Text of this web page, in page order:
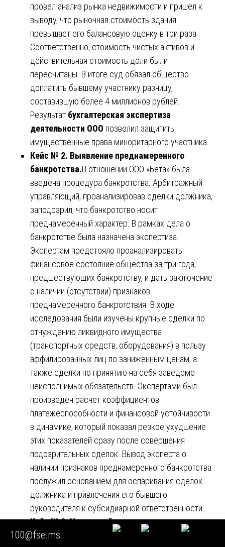
провел анализ рынка недвижимости и пришел к
выводу, что рыночная стоимость здания
превышает его балансовую оценку в три раза.
Соответственно, стоимость чистых активов и
действительная стоимость доли были
пересчитаны. В итоге суд обязал общество
доплатить бывшему участнику разницу,
составившую более 4 миллионов рублей.
Результат бухгалтерская экспертиза
деятельности ООО позволил защитить
имущественные права миноритарного участника.
Кейс № 2. Выявление преднамеренного
банкротства.В отношении ООО «Бета» была
введена процедура банкротства. Арбитражный
управляющий, проанализировав сделки должника,
заподозрил, что банкротство носит
преднамеренный характер. В рамках дела о
банкротстве была назначена экспертиза.
Экспертам предстояло проанализировать
финансовое состояние общества за три года,
предшествующих банкротству, и дать заключение
о наличии (отсутствии) признаков
преднамеренного банкротствия. В ходе
исследования были изучены крупные сделки по
отчуждению ликвидного имущества
(транспортных средств, оборудования) в пользу
аффилированных лиц по заниженным ценам, а
также сделки по принятию на себя заведомо
неисполнимых обязательств. Экспертами был
произведен расчет коэффициентов
платежеспособности и финансовой устойчивости
в динамике, который показал резкое ухудшение
этих показателей сразу после совершения
подозрительных сделок. Вывод эксперта о
наличии признаков преднамеренного банкротства
послужил основанием для оспаривания сделок
должника и привлечения его бывшего
руководителя к субсидиарной ответственности.
Кейс № 3. Налоговый спор по
взаимоотношениям с «фирмами-
100@fse.ms